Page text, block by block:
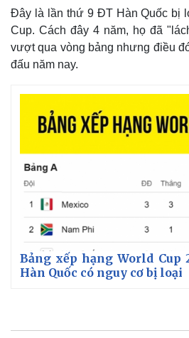
Thế giới
Hồ sơ
E-
Đây là lần thứ 9 ĐT Hàn Quốc bị
Cup. Cách đây 4 năm, họ đã
vượt qua vòng bảng nhưng điều
đấu năm nay.
Bảng xếp hạng World Cup
Hàn Quốc có nguy cơ bị loại